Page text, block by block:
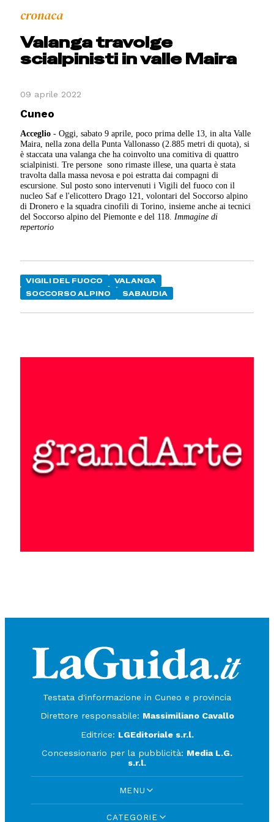
cronaca
Valanga travolge
scialpinisti in valle Maira
09 aprile 2022
Cuneo
Acceglio - Oggi, sabato 9 aprile, poco prima delle 13, in alta Valle
Maira, nella zona della Punta Vallonasso (2.885 metri di quota), si
è staccata una valanga che ha coinvolto una comitiva di quattro
scialpinisti. Tre persone sono rimaste illese, una quarta è stata
travolta dalla massa nevosa e poi estratta dai compagni di
escursione. Sul posto sono intervenuti i Vigili del fuoco con il
nucleo Saf e l'elicottero Drago 121, volontari del Soccorso alpino
di Dronero e la squadra cinofili di Torino, insieme anche ai tecnici
del Soccorso alpino del Piemonte e del 118.Immagine di
repertorio
VIGILI DEL FUOCO
VALANGA
SOCCORSO ALPINO
SABAUDIA
Testata d'informazione in Cuneo e provincia
Direttore responsabile: Massimiliano Cavallo
Editrice: LGEditoriale s.r.l.
Concessionario per la pubblicità: Media L.G.
s.r.l.
MENU
CATEGORIE